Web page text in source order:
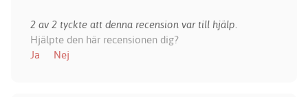
2 av 2 tyckte att denna recension var till hjälp.
Hjälpte den här recensionen dig?
Ja
Nej